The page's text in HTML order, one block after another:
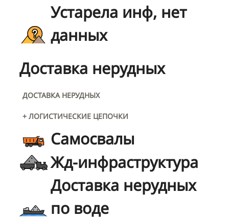
Устарела инф, нет
данных
Доставка нерудных
ДОСТАВКА НЕРУДНЫХ
+ ЛОГИСТИЧЕСКИЕ ЦЕПОЧКИ
Самосвалы
Жд-инфраструктура
Доставка нерудных
по воде